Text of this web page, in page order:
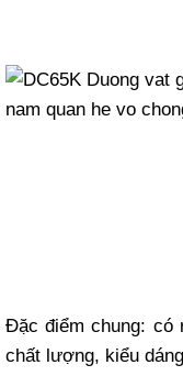
Đặc điểm chung: có
chất lượng, kiểu